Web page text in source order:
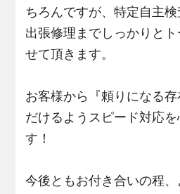
ちろんですが、特定自主
出張修理までしっかりと
せて頂きます。
お客様から『頼りになる
だけるようスピード対応
す！
今後ともお付き合いの程